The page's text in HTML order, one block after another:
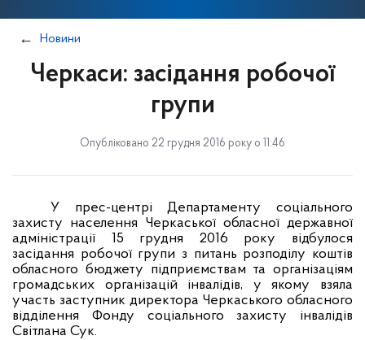
Новини
Черкаси: засідання робочої
групи
Опубліковано 22 грудня 2016 року о 11:46
У прес-центрі Департаменту соціального
захисту населення Черкаської обласної державної
адміністрації 15 грудня 2016 року відбулося
засідання робочої групи з питань розподілу коштів
обласного бюджету підприємствам та організаціям
громадських організацій інвалідів, у якому взяла
участь заступник директора Черкаського обласного
відділення Фонду соціального захисту інвалідів
Світлана Сук.